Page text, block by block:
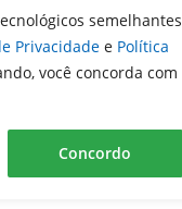
semelhantes
Privacidade e Política
você concorda com
Concordo